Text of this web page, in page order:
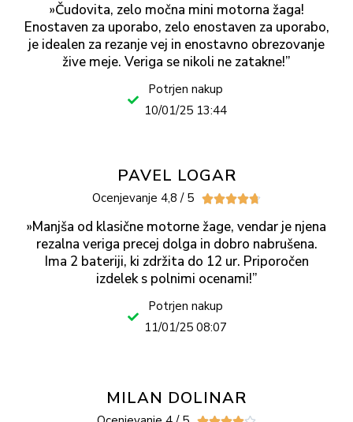
»Čudovita, zelo močna mini motorna žaga!
Enostaven za uporabo, zelo enostaven za uporabo,
je idealen za rezanje vej in enostavno obrezovanje
žive meje. Veriga se nikoli ne zatakne!”
Potrjen nakup
10/01/25 13:44
PAVEL LOGAR
Ocenjevanje 4,8 / 5 
»Manjša od klasične motorne žage, vendar je njena
rezalna veriga precej dolga in dobro nabrušena.
Ima 2 bateriji, ki zdržita do 12 ur. Priporočen
izdelek s polnimi ocenami!”
Potrjen nakup
11/01/25 08:07
MILAN DOLINAR